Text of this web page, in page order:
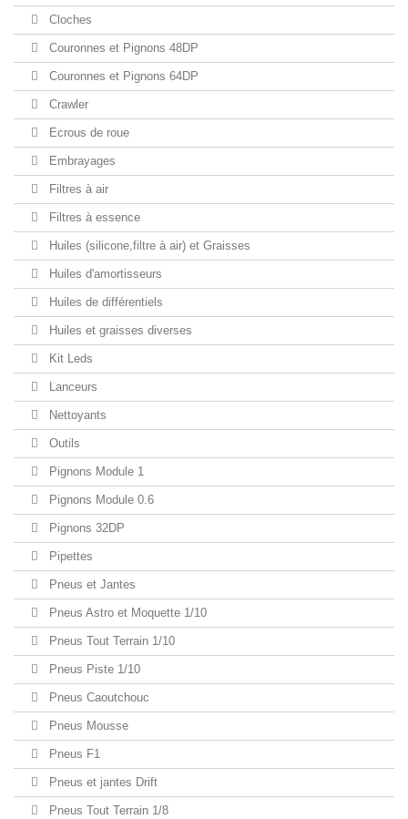
Cloches
Couronnes et Pignons 48DP
Couronnes et Pignons 64DP
Crawler
Ecrous de roue
Embrayages
Filtres à air
Filtres à essence
Huiles (silicone,filtre à air) et Graisses
Huiles d'amortisseurs
Huiles de différentiels
Huiles et graisses diverses
Kit Leds
Lanceurs
Nettoyants
Outils
Pignons Module 1
Pignons Module 0.6
Pignons 32DP
Pipettes
Pneus et Jantes
Pneus Astro et Moquette 1/10
Pneus Tout Terrain 1/10
Pneus Piste 1/10
Pneus Caoutchouc
Pneus Mousse
Pneus F1
Pneus et jantes Drift
Pneus Tout Terrain 1/8